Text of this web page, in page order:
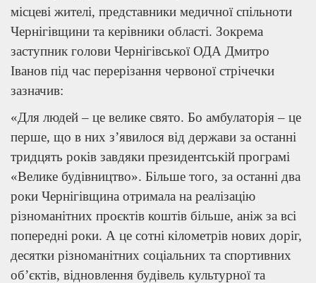
місцеві жителі, представники медичної спільноти
Чернігівщини та керівники області. Зокрема
заступник голови Чернігівської ОДА Дмитро
Іванов під час перерізання червоної стрічечки
зазначив:
«Для людей – це велике свято. Бо амбулаторія – це
перше, що в них з’явилося від держави за останні
тридцять років завдяки президентській програмі
«Велике будівництво». Більше того, за останні два
роки Чернігівщина отримала на реалізацію
різноманітних проєктів коштів більше, аніж за всі
попередні роки. А це сотні кілометрів нових доріг,
десятки різноманітних соціальних та спортивних
об’єктів, відновлення будівель культурної та